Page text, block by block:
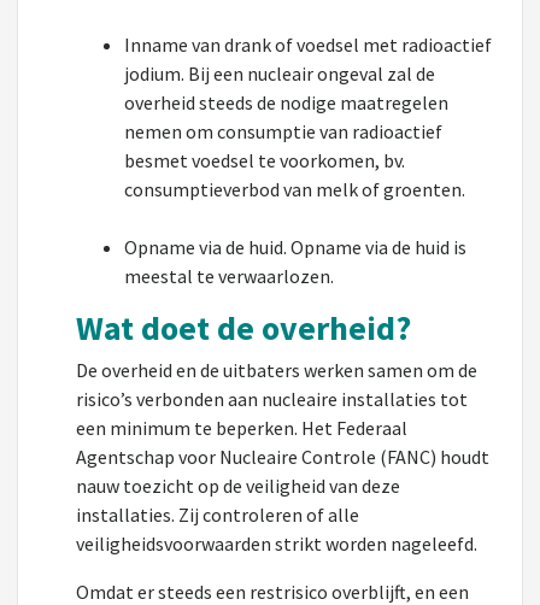
Inname van drank of voedsel met radioactief
jodium. Bij een nucleair ongeval zal de
overheid steeds de nodige maatregelen
nemen om consumptie van radioactief
besmet voedsel te voorkomen, bv.
consumptieverbod van melk of groenten.
Opname via de huid. Opname via de huid is
meestal te verwaarlozen.
Wat doet de overheid?
De overheid en de uitbaters werken samen om de
risico’s verbonden aan nucleaire installaties tot
een minimum te beperken. Het Federaal
Agentschap voor Nucleaire Controle (FANC) houdt
nauw toezicht op de veiligheid van deze
installaties. Zij controleren of alle
veiligheidsvoorwaarden strikt worden nageleefd.
Omdat er steeds een restrisico overblijft, en een